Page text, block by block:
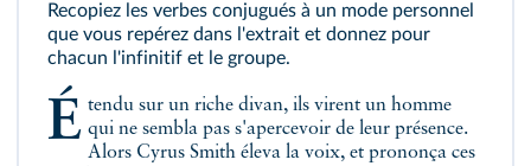
Recopiez les verbes conjugués à un mode personnel
que vous repérez dans l'extrait et donnez pour
chacun l'infinitif et le groupe.
Étendu sur un riche divan, ils virent un homme qui ne sembla pas s'apercevoir de leur présence.
Alors Cyrus Smith éleva la voix, et prononça ces